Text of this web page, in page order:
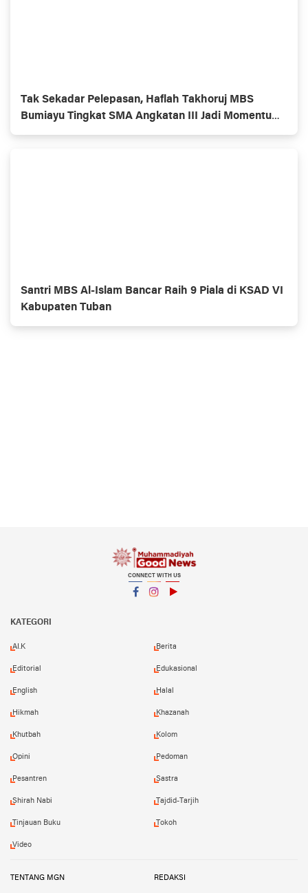
Tak Sekadar Pelepasan, Haflah Takhoruj MBS
Bumiayu Tingkat SMA Angkatan III Jadi Momentum
Kaderisasi Dakwah
Santri MBS Al-Islam Bancar Raih 9 Piala di KSAD VI
Kabupaten Tuban
CONNECT WITH US
KATEGORI
AI.K Berita
Editorial Edukasional
English Halal
Hikmah Khazanah
Khutbah Kolom
Opini Pedoman
Pesantren Sastra
Shirah Nabi Tajdid-Tarjih
Tinjauan Buku Tokoh
Video
TENTANG MGN REDAKSI